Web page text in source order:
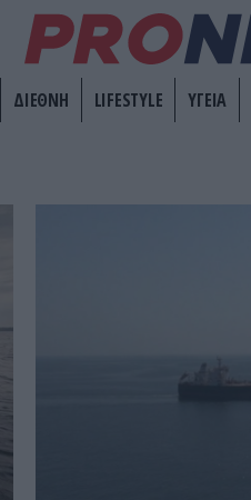
ΔΙΕΘΝΗ LIFESTYLE ΥΓΕΙΑ